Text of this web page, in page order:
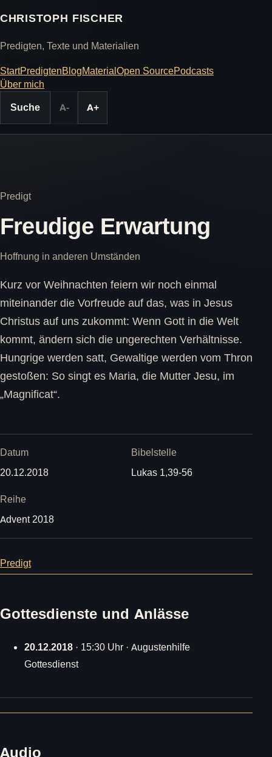
CHRISTOPH FISCHER
Predigten, Texte und Materialien
StartPredigtenBlogMaterialOpen SourcePodcasts
Über mich
Suche
A- A+
Predigt
Freudige Erwartung
Hoffnung in anderen Umständen
Kurz vor Weihnachten feiern wir noch einmal
miteinander die Vorfreude auf das, was in Jesus
Christus auf uns zukommt: Wenn Gott in die Welt
kommt, ändern sich die ungerechten Verhältnisse.
Hungrige werden satt, Gewaltige werden vom Thron
gestoßen: So singt es Maria, die Mutter Jesu, im
„Magnificat“.
Datum
20.12.2018
Bibelstelle
Lukas 1,39-56
Reihe
Advent 2018
Predigt
Gottesdienste und Anlässe
20.12.2018 · 15:30 Uhr · Augustenhilfe
Gottesdienst
Audio